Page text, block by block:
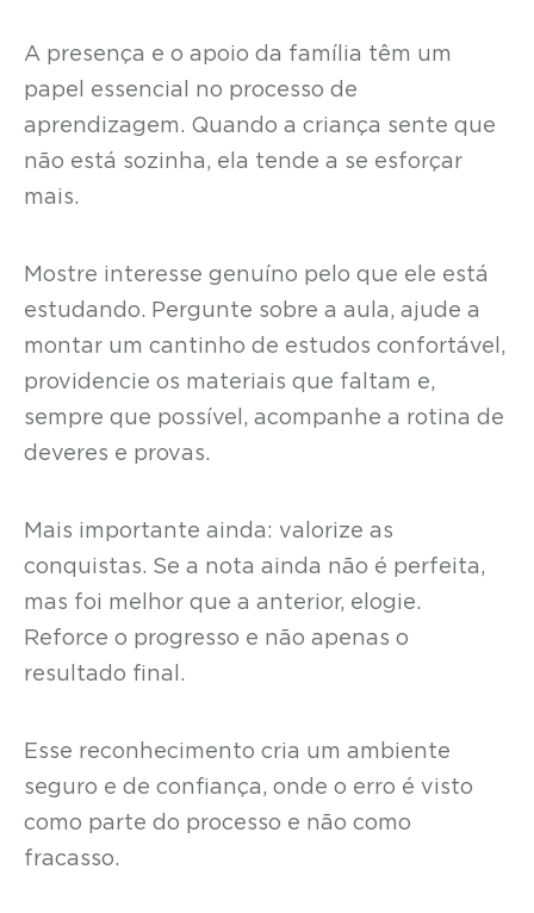
A presença e o apoio da família têm um
papel essencial no processo de
aprendizagem. Quando a criança sente que
não está sozinha, ela tende a se esforçar
mais.
Mostre interesse genuíno pelo que ele está
estudando. Pergunte sobre a aula, ajude a
montar um cantinho de estudos confortável,
providencie os materiais que faltam e,
sempre que possível, acompanhe a rotina de
deveres e provas.
Mais importante ainda: valorize as
conquistas. Se a nota ainda não é perfeita,
mas foi melhor que a anterior, elogie.
Reforce o progresso e não apenas o
resultado final.
Esse reconhecimento cria um ambiente
seguro e de confiança, onde o erro é visto
como parte do processo e não como
fracasso.